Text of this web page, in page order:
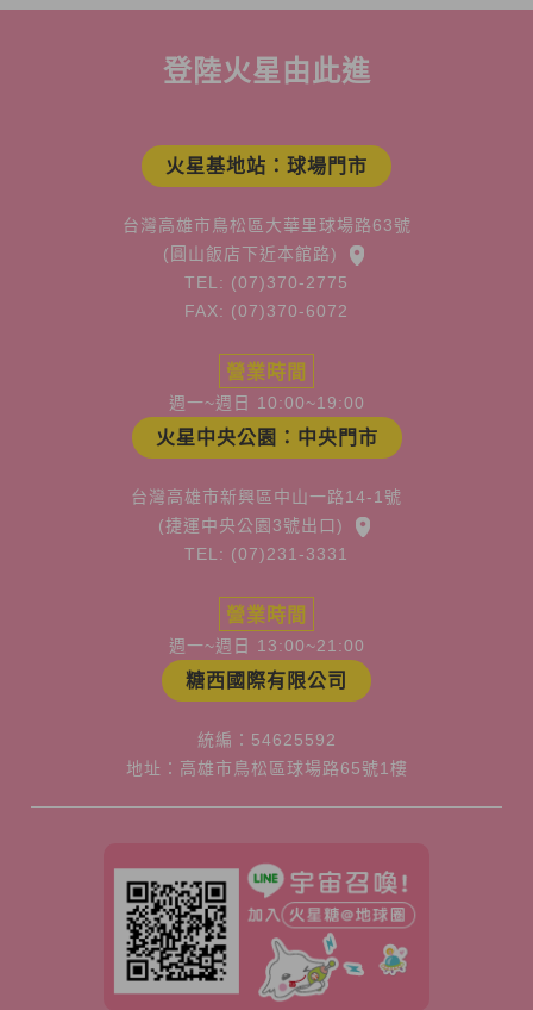
登陸火星由此進
火星基地站：球場門市
台灣高雄市鳥松區大華里球場路63號
(圓山飯店下近本館路)
TEL: (07)370-2775
FAX: (07)370-6072
營業時間
週一~週日 10:00~19:00
火星中央公園：中央門市
台灣高雄市新興區中山一路14-1號
(捷運中央公園3號出口)
TEL: (07)231-3331
營業時間
週一~週日 13:00~21:00
糖西國際有限公司
統編：54625592
地址：高雄市鳥松區球場路65號1樓